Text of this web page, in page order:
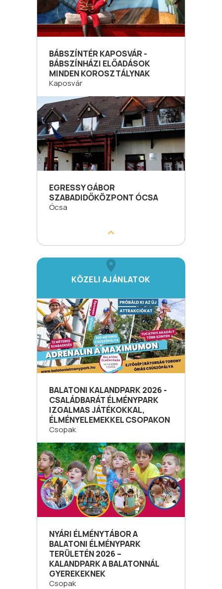
BÁBSZÍNTÉR KAPOSVÁR -
BÁBSZÍNHÁZI ELŐADÁSOK
MINDEN KOROSZTÁLYNAK
Kaposvár
EGRESSY GÁBOR
SZABADIDŐKÖZPONT ÓCSA
Ócsa
KÖZELI AJÁNLATOK
BALATONI KALANDPARK 2026 -
CSALÁDBARÁT ÉLMÉNYPARK
IZGALMAS JÁTÉKOKKAL,
ÉLMÉNYELEMEKKEL CSOPAKON
Csopak
NYÁRI ÉLMÉNYTÁBOR A
BALATONI ÉLMÉNYPARK
TERÜLETÉN 2026 –
KALANDPARK A BALATONNÁL
GYEREKEKNEK
Csopak